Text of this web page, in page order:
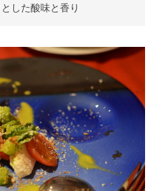
した酸味と香り